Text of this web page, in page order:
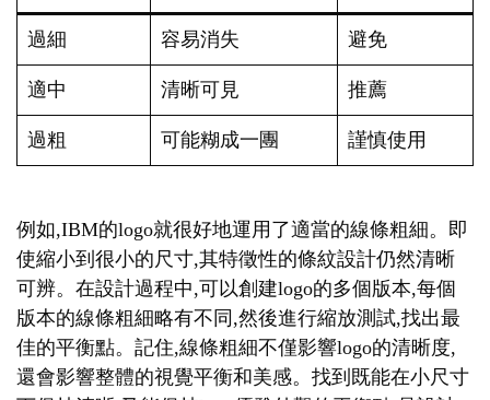
過細 容易消失 避免
適中 清晰可見 推薦
過粗 可能糊成一團 謹慎使用
例如,IBM的logo就很好地運用了適當的線條粗細。即
使縮小到很小的尺寸,其特徵性的條紋設計仍然清晰
可辨。在設計過程中,可以創建logo的多個版本,每個
版本的線條粗細略有不同,然後進行縮放測試,找出最
佳的平衡點。記住,線條粗細不僅影響logo的清晰度,
還會影響整體的視覺平衡和美感。找到既能在小尺寸